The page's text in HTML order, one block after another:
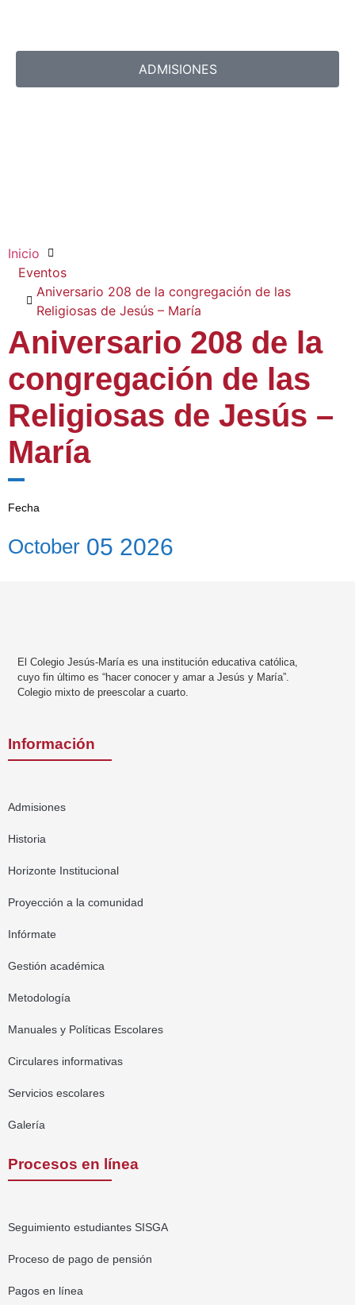
ADMISIONES
Inicio
Eventos
Aniversario 208 de la congregación de las
Religiosas de Jesús – María
Aniversario 208 de la
congregación de las
Religiosas de Jesús –
María
Fecha
October 05 2026
El Colegio Jesús-María es una institución educativa católica,
cuyo fin último es “hacer conocer y amar a Jesús y María”.
Colegio mixto de preescolar a cuarto.
Información
Admisiones
Historia
Horizonte Institucional
Proyección a la comunidad
Infórmate
Gestión académica
Metodología
Manuales y Políticas Escolares
Circulares informativas
Servicios escolares
Galería
Procesos en línea
Seguimiento estudiantes SISGA
Proceso de pago de pensión
Pagos en línea